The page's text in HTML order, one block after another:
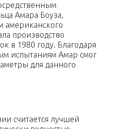
Амара Боуза,
американского
производство
в 1980 году. Благодаря
испытаниям Амар смог
для данного
считается лучшей